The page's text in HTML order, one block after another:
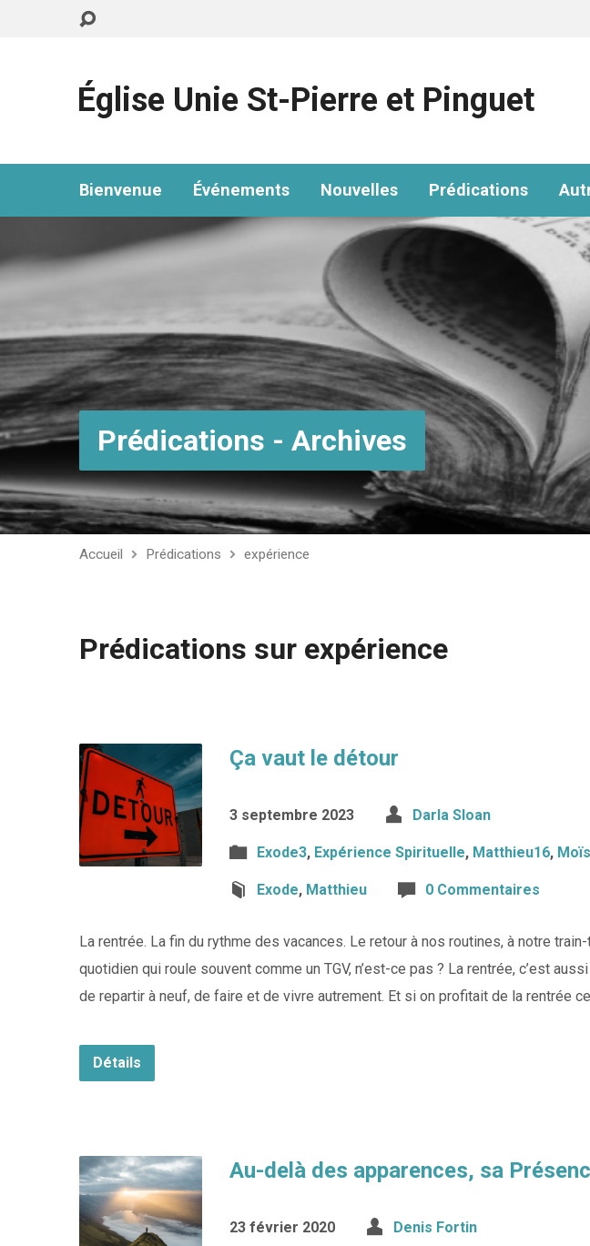
Église Unie St-Pierre et Pinguet
Bienvenue Événements Nouvelles Prédications
Prédications - Archives
Accueil Prédications expérience
Prédications sur expérience
Ça vaut le détour
3 septembre 2023 Darla Sloan
Exode3, Expérience Spirituelle, Matthieu16,
Exode, Matthieu 0 Commentaires
La rentrée. La fin du rythme des vacances. Le retour à nos routines, à notre
quotidien qui roule souvent comme un TGV, n’est-ce pas ? La rentrée, c’est
de repartir à neuf, de faire et de vivre autrement. Et si on profitait de la rentrée
Détails
Au-delà des apparences, sa
23 février 2020 Denis Fortin